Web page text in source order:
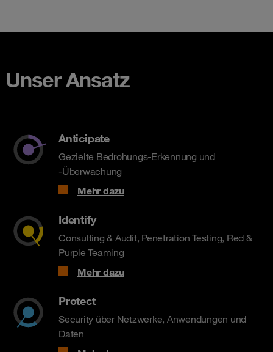
Unser Ansatz
Anticipate
Gezielte Bedrohungs-Erkennung und
-Überwachung
Mehr dazu
Identify
Consulting & Audit, Penetration Testing, Red &
Purple Teaming
Mehr dazu
Protect
Security über Netzwerke, Anwendungen und
Daten